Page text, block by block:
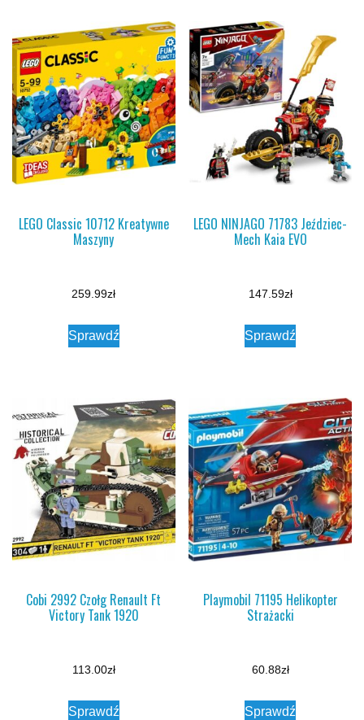
LEGO Classic 10712 Kreatywne
Maszyny
259.99zł
Sprawdź
LEGO NINJAGO 71783 Jeździec-
Mech Kaia EVO
147.59zł
Sprawdź
Cobi 2992 Czołg Renault Ft
Victory Tank 1920
113.00zł
Sprawdź
Playmobil 71195 Helikopter
Strażacki
60.88zł
Sprawdź